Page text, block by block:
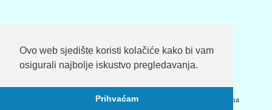
Ovo web sjedište koristi kolačiće kako bi vam
osigurali najbolje iskustvo pregledavanja.
Prihvaćam
IMPRESSUM SOSTENITORI
Copyright Sa(n)jam knjige u Istri © 2026. - Sva prava pridržana